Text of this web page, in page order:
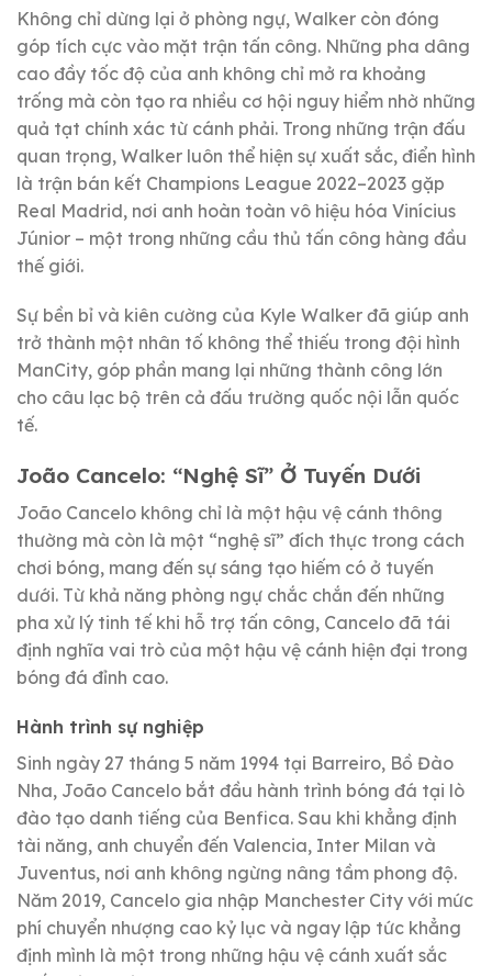
Không chỉ dừng lại ở phòng ngự, Walker còn đóng
góp tích cực vào mặt trận tấn công. Những pha dâng
cao đầy tốc độ của anh không chỉ mở ra khoảng
trống mà còn tạo ra nhiều cơ hội nguy hiểm nhờ những
quả tạt chính xác từ cánh phải. Trong những trận đấu
quan trọng, Walker luôn thể hiện sự xuất sắc, điển hình
là trận bán kết Champions League 2022–2023 gặp
Real Madrid, nơi anh hoàn toàn vô hiệu hóa Vinícius
Júnior – một trong những cầu thủ tấn công hàng đầu
thế giới.
Sự bền bỉ và kiên cường của Kyle Walker đã giúp anh
trở thành một nhân tố không thể thiếu trong đội hình
ManCity, góp phần mang lại những thành công lớn
cho câu lạc bộ trên cả đấu trường quốc nội lẫn quốc
tế.
João Cancelo: “Nghệ Sĩ” Ở Tuyến Dưới
João Cancelo không chỉ là một hậu vệ cánh thông
thường mà còn là một “nghệ sĩ” đích thực trong cách
chơi bóng, mang đến sự sáng tạo hiếm có ở tuyến
dưới. Từ khả năng phòng ngự chắc chắn đến những
pha xử lý tinh tế khi hỗ trợ tấn công, Cancelo đã tái
định nghĩa vai trò của một hậu vệ cánh hiện đại trong
bóng đá đỉnh cao.
Hành trình sự nghiệp
Sinh ngày 27 tháng 5 năm 1994 tại Barreiro, Bồ Đào
Nha, João Cancelo bắt đầu hành trình bóng đá tại lò
đào tạo danh tiếng của Benfica. Sau khi khẳng định
tài năng, anh chuyển đến Valencia, Inter Milan và
Juventus, nơi anh không ngừng nâng tầm phong độ.
Năm 2019, Cancelo gia nhập Manchester City với mức
phí chuyển nhượng cao kỷ lục và ngay lập tức khẳng
định mình là một trong những hậu vệ cánh xuất sắc